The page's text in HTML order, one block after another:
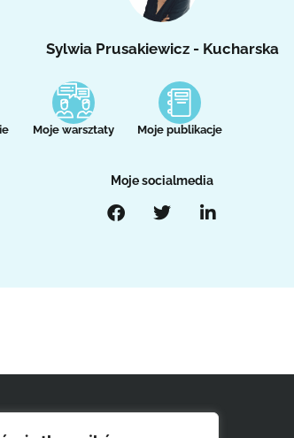
Sylwia Prusakiewicz - Kucharska
Moje warsztaty Moje publikacje
Moje socialmedia